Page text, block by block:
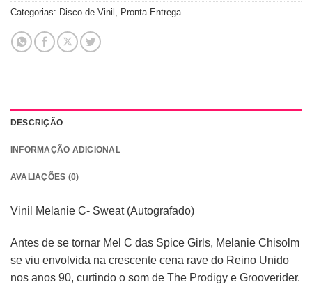
Categorias: Disco de Vinil Pronta Entrega
DESCRIÇÃO
INFORMAÇÃO ADICIONAL
AVALIAÇÕES (0)
Vinil Melanie C- Sweat (Autografado)
Antes de se tornar Mel C das Spice Girls, Melanie Chisolm
se viu envolvida na crescente cena rave do Reino Unido
nos anos 90, curtindo o som de The Prodigy e Grooverider.